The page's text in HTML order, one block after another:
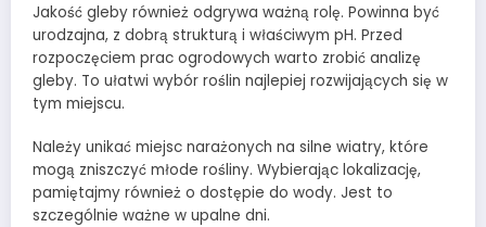
Jakość gleby również odgrywa ważną rolę. Powinna być
urodzajna, z dobrą strukturą i właściwym pH. Przed
rozpoczęciem prac ogrodowych warto zrobić analizę
gleby. To ułatwi wybór roślin najlepiej rozwijających się w
tym miejscu.
Należy unikać miejsc narażonych na silne wiatry, które
mogą zniszczyć młode rośliny. Wybierając lokalizację,
pamiętajmy również o dostępie do wody. Jest to
szczególnie ważne w upalne dni.